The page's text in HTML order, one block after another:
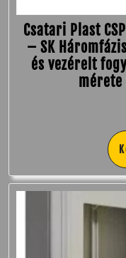
Csatari Plast
– SK
és vezérelt
mérete